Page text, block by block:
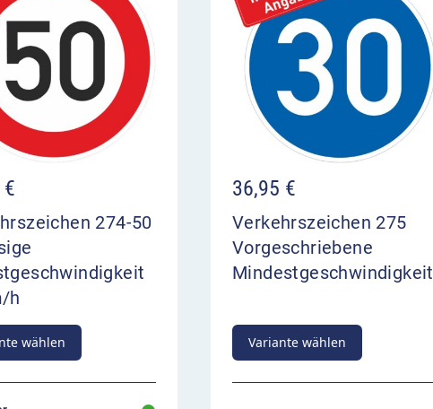
€
274-50
h
wählen
36,95 €
Verkehrszeichen 275
Vorgeschriebene
Mindestgeschwindigkeit
Variante wählen